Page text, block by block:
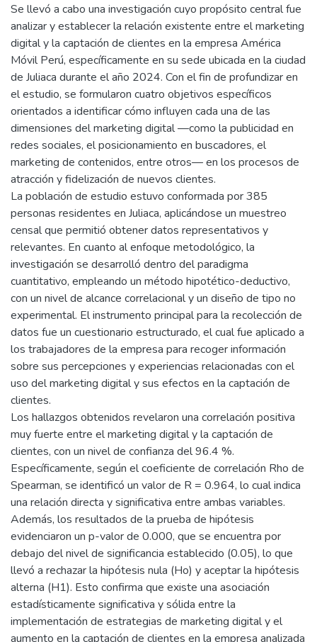
Se llevó a cabo una investigación cuyo propósito central fue
analizar y establecer la relación existente entre el marketing
digital y la captación de clientes en la empresa América
Móvil Perú, específicamente en su sede ubicada en la ciudad
de Juliaca durante el año 2024. Con el fin de profundizar en
el estudio, se formularon cuatro objetivos específicos
orientados a identificar cómo influyen cada una de las
dimensiones del marketing digital —como la publicidad en
redes sociales, el posicionamiento en buscadores, el
marketing de contenidos, entre otros— en los procesos de
atracción y fidelización de nuevos clientes.
La población de estudio estuvo conformada por 385
personas residentes en Juliaca, aplicándose un muestreo
censal que permitió obtener datos representativos y
relevantes. En cuanto al enfoque metodológico, la
investigación se desarrolló dentro del paradigma
cuantitativo, empleando un método hipotético-deductivo,
con un nivel de alcance correlacional y un diseño de tipo no
experimental. El instrumento principal para la recolección de
datos fue un cuestionario estructurado, el cual fue aplicado a
los trabajadores de la empresa para recoger información
sobre sus percepciones y experiencias relacionadas con el
uso del marketing digital y sus efectos en la captación de
clientes.
Los hallazgos obtenidos revelaron una correlación positiva
muy fuerte entre el marketing digital y la captación de
clientes, con un nivel de confianza del 96.4 %.
Específicamente, según el coeficiente de correlación Rho de
Spearman, se identificó un valor de R = 0.964, lo cual indica
una relación directa y significativa entre ambas variables.
Además, los resultados de la prueba de hipótesis
evidenciaron un p-valor de 0.000, que se encuentra por
debajo del nivel de significancia establecido (0.05), lo que
llevó a rechazar la hipótesis nula (Ho) y aceptar la hipótesis
alterna (H1). Esto confirma que existe una asociación
estadísticamente significativa y sólida entre la
implementación de estrategias de marketing digital y el
aumento en la captación de clientes en la empresa analizada